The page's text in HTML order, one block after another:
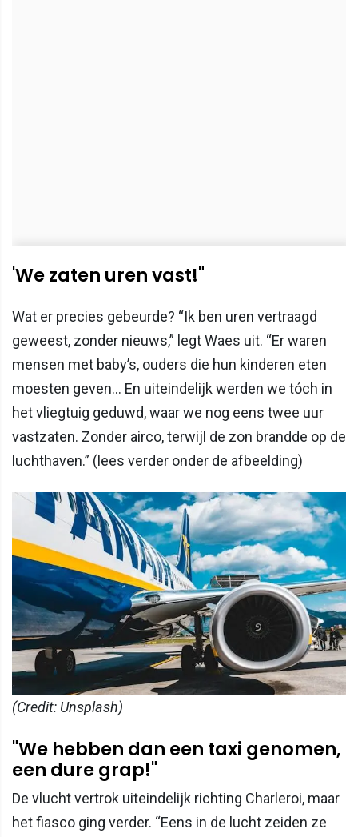
'We zaten uren vast!"
Wat er precies gebeurde? “Ik ben uren vertraagd
geweest, zonder nieuws,” legt Waes uit. “Er waren
mensen met baby’s, ouders die hun kinderen eten
moesten geven... En uiteindelijk werden we tóch in
het vliegtuig geduwd, waar we nog eens twee uur
vastzaten. Zonder airco, terwijl de zon brandde op de
luchthaven.” (lees verder onder de afbeelding)
(Credit: Unsplash)
"We hebben dan een taxi genomen,
een dure grap!"
De vlucht vertrok uiteindelijk richting Charleroi, maar
het fiasco ging verder. “Eens in de lucht zeiden ze